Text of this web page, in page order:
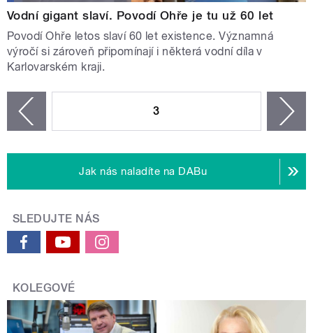
Vodní gigant slaví. Povodí Ohře je tu už 60 let
Povodí Ohře letos slaví 60 let existence. Významná
výročí si zároveň připomínají i některá vodní díla v
Karlovarském kraji.
3
Jak nás naladíte na DABu
SLEDUJTE NÁS
KOLEGOVÉ